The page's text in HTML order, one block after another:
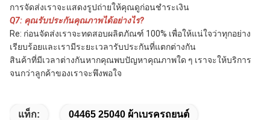
การจัดส่งเราจะแสดงรูปถ่ายให้คุณดูก่อนชำระเงิน
Q7: คุณรับประกันคุณภาพได้อย่างไร?
Re: ก่อนจัดส่งเราจะทดสอบผลิตภัณฑ์ 100% เพื่อให้แน่ใจว่าทุกอย่าง
เรียบร้อยและเรามีระยะเวลารับประกันที่แตกต่างกัน
สินค้าที่มีเวลาต่างกันหากคุณพบปัญหาคุณภาพใด ๆ เราจะให้บริการ
จนกว่าลูกค้าของเราจะพึงพอใจ
แท็ก: 04465 25040 ผ้าเบรครถยนต์